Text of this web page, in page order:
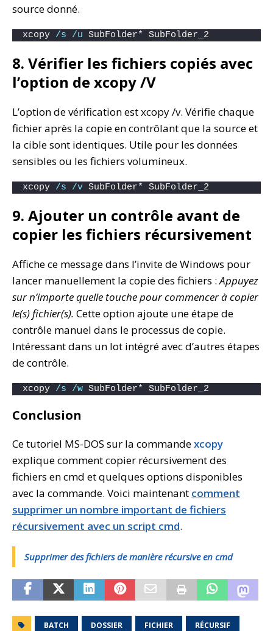
source donné.
xcopy /s /u SubFolder* SubFolder_2
8. Vérifier les fichiers copiés avec
l’option de xcopy /V
L’option de vérification est xcopy /v. Vérifie chaque
fichier après la copie en contrôlant que la source et
la cible sont identiques. Utile pour les données
sensibles ou les fichiers volumineux.
xcopy /s /v SubFolder* SubFolder_2
9. Ajouter un contrôle avant de
copier les fichiers récursivement
Affiche ce message dans l’invite de Windows pour
lancer manuellement la copie des fichiers :Appuyez
sur n’importe quelle touche pour commencer à copier
le(s) fichier(s). Cette option ajoute une étape de
contrôle manuel dans le processus de copie.
Intéressant dans un lot intégré avec d’autres étapes
de contrôle.
xcopy /s /w SubFolder* SubFolder_2
Conclusion
Ce tutoriel MS-DOS sur la commandexcopy
explique comment copier récursivement des
fichiers en cmd et quelques options disponibles
avec la commande. Voici maintenant comment
supprimer un nombre important de fichiers
récursivement avec un script cmd.
Supprimer des fichiers de manière récursive en cmd
BATCH DOSSIER FICHIER RÉCURSIF